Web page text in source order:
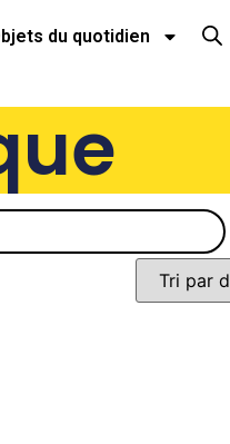
du quotidien